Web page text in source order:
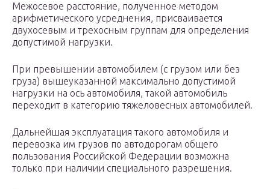
Межосевое расстояние, полученное методом
арифметического усреднения, присваивается
двухосевым и трехосным группам для определения
допустимой нагрузки.
При превышении автомобилем (с грузом или без
груза) вышеуказанной максимально допустимой
нагрузки на ось автомобиля, такой автомобиль
переходит в категорию тяжеловесных автомобилей.
Дальнейшая эксплуатация такого автомобиля и
перевозка им грузов по автодорогам общего
пользования Российской Федерации возможна
только при наличии специального разрешения.